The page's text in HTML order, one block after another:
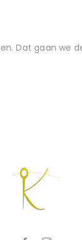
Dat gaan we